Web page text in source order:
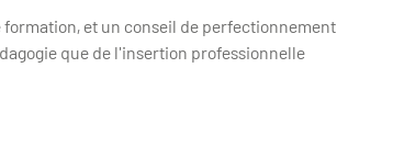
formation, et un conseil de perfectionnement
que de l'insertion professionnelle